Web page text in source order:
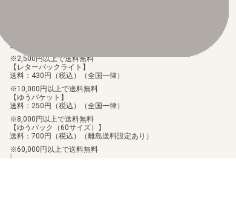
送料：100円（税込）（全国一律）
2,500円以上で送料無料
【レターパックライト】
送料：430円（税込）（全国一律）
10,000円以上で送料無料
【ゆうパケット】
送料：250円（税込）（全国一律）
8,000円以上で送料無料
【ゆうパック（60サイズ）】
送料：700円（税込）（離島送料設定あり）
60,000円以上で送料無料